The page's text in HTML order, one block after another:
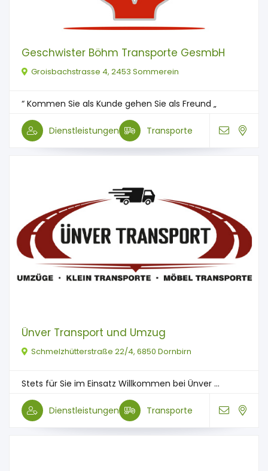
Geschwister Böhm Transporte GesmbH
Groisbachstrasse 4, 2453 Sommerein
“ Kommen Sie als Kunde gehen Sie als Freund „
Dienstleistungen Transporte
Ünver Transport und Umzug
Schmelzhütterstraße 22/4, 6850 Dornbirn
Stets für Sie im Einsatz Willkommen bei Ünver ...
Dienstleistungen Transporte